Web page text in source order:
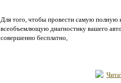
Для того, чтобы провести самую полную
всеобъемлющую диагностику вашего
совершенно бесплатно,